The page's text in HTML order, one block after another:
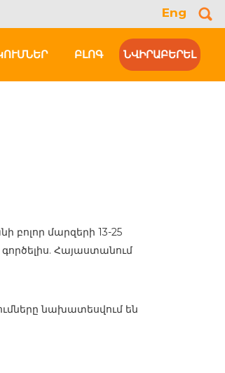
Eng
ԲԼՈԳ ՆՎԻՐԱԲԵՐԵԼ
մարզերի 13-25
Հայաստանում
նախատեսվում են